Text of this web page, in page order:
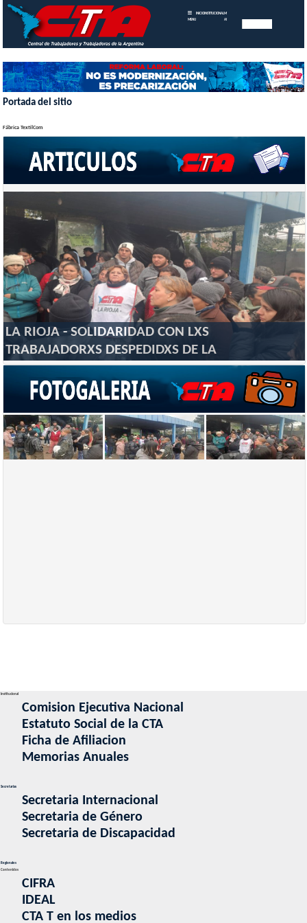
MENU
INICIOINSTITUCIONAL MEMORIAS
ANUALES
Portada del sitio
Fábrica TextilCom
LA RIOJA - SOLIDARIDAD CON LXS
TRABAJADORXS DESPEDIDXS DE LA
Institucional
Comision Ejecutiva Nacional
Estatuto Social de la CTA
Ficha de Afiliacion
Memorias Anuales
Secretarias
Secretaria Internacional
Secretaria de Género
Secretaria de Discapacidad
Regionales
Contenidos
CIFRA
IDEAL
CTA T en los medios